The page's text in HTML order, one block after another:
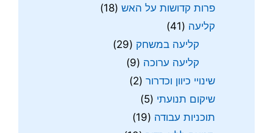
פרות קדושות על האש (18)
קליעה (41)
קליעה במשחק (29)
קליעה ערוכה (9)
שינויי כיוון וכדרור (2)
שיקום תנועתי (5)
תוכניות עבודה (19)